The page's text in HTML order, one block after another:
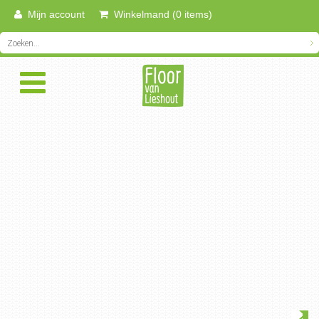
Mijn account Winkelmand (0 items)